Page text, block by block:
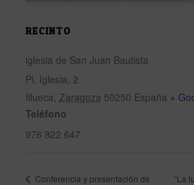
RECINTO
iglesia de San Juan Bautista
Pl. Iglesia, 2
Illueca Zaragoza 50250 España +
Teléfono
976 822 647
Conferencia y presentación de
“La